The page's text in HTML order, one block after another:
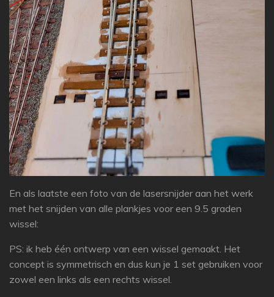
En als laatste een foto van de lasersnijder aan het werk
met het snijden van alle plankjes voor een 9.5 graden
wissel:
PS: ik heb één ontwerp van een wissel gemaakt. Het
concept is symmetrisch en dus kun je 1 set gebruiken voor
zowel een links als een rechts wissel.